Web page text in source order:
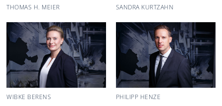
THOMAS H. MEIER SANDRA KURTZAHN
WIBKE BERENS PHILIPP HENZE